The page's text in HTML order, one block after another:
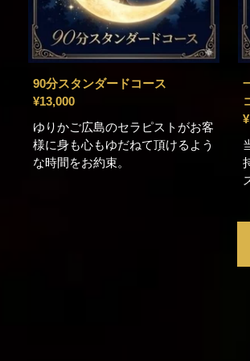
90分スタンダードコース
¥13,000
ゆりかご広島のセラピストがお客
様に身も心もゆだねて頂けるよう
な時間をお約束。